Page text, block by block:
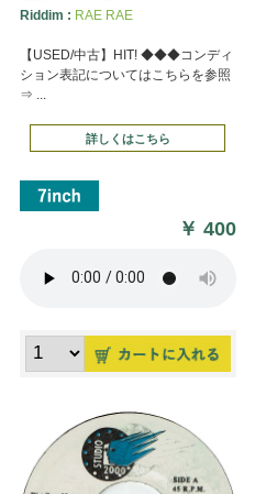
Riddim : RAE RAE
【USED/中古】HIT! ◆◆◆コンディ
ション表記についてはこちらを参照
⇒ ...
詳しくはこちら
￥400